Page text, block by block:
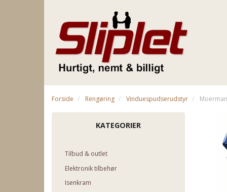
Forside Rengøring Vinduespudserudstyr
KATEGORIER
Tilbud & outlet
Elektronik tilbehør
Isenkram